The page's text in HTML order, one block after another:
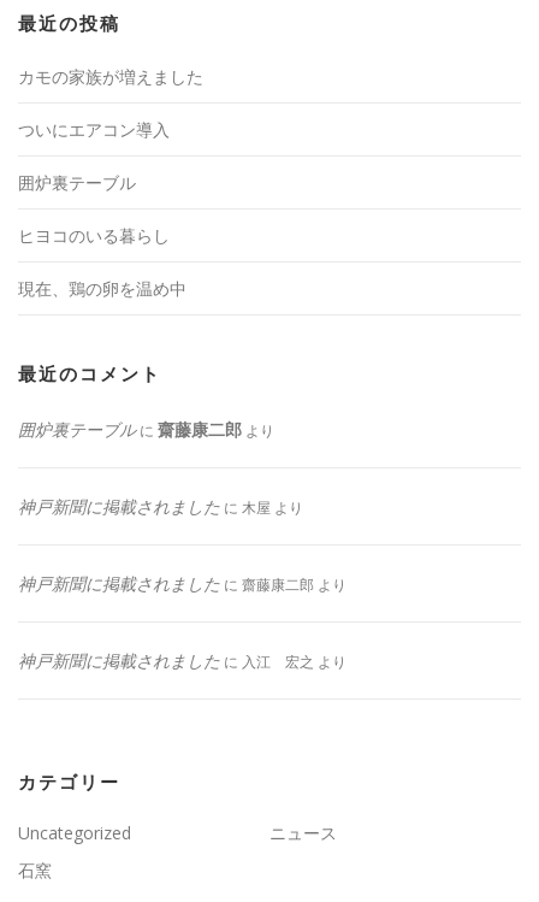
最近の投稿
カモの家族が増えました
ついにエアコン導入
囲炉裏テーブル
ヒヨコのいる暮らし
現在、鶏の卵を温め中
最近のコメント
囲炉裏テーブルに 齋藤康二郎 より
神戸新聞に掲載されました に 木屋 より
神戸新聞に掲載されました に 齋藤康二郎 より
神戸新聞に掲載されました に 入江 宏之 より
カテゴリー
Uncategorized
ニュース
石窯